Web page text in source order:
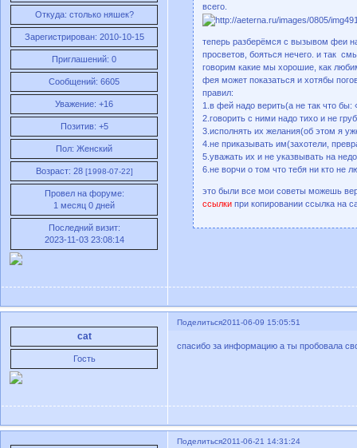
Откуда: столько няшек?
Зарегистрирован: 2010-10-15
Приглашений: 0
Сообщений: 6605
Уважение: +16
Позитив: +5
Пол: Женский
Возраст: 28 [1998-07-22]
Провел на форуме:
1 месяц 0 дней
Последний визит:
2023-11-03 23:08:14
всего.
теперь разберёмся с вызывом феи
просветов, бояться нечего. и так
говорим какие мы хорошие, как
фея может показаться и хотябы
правил:
1.в фей надо верить(а не так что
2.говорить с ними надо тихо и не
3.исполнять их желания(об этом я
4.не приказывать им(захотели,
5.уважать их и не указвывать на
6.не ворчи о том что тебя ни кто не
это были все мои советы можешь
ссылкипри копировании ссылка на
Поделиться2011-06-09 15:05:51
cat
Гость
спасибо за информацию а ты пробовала
Поделиться2011-06-21 14:31:24